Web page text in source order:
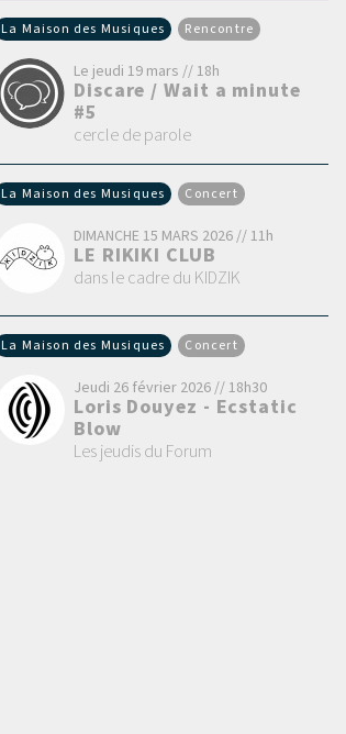
La Maison des Musiques Rencontre
Le jeudi 19 mars // 18h
Discare / Wait a minute
#5
cercle de parole
La Maison des Musiques Concert
DIMANCHE 15 MARS 2026 // 11h
LE RIKIKI CLUB
dans le cadre du KIDZIK
La Maison des Musiques Concert
Jeudi 26 février 2026 // 18h30
Loris Douyez - Ecstatic
Blow
Les jeudis du Forum